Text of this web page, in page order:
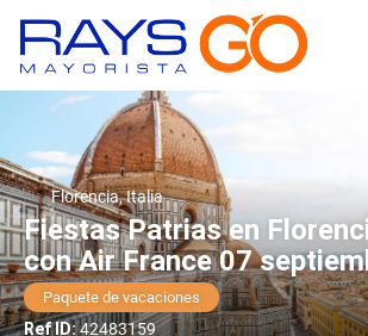
Florencia, Italia
Fiestas Patrias en
con Air France 07
Paquete de vacaciones
Ref ID:42483159